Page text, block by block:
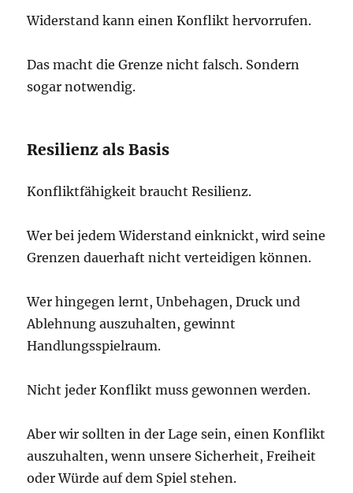
Widerstand kann einen Konflikt hervorrufen.
Das macht die Grenze nicht falsch. Sondern
sogar notwendig.
Resilienz als Basis
Konfliktfähigkeit braucht Resilienz.
Wer bei jedem Widerstand einknickt, wird seine
Grenzen dauerhaft nicht verteidigen können.
Wer hingegen lernt, Unbehagen, Druck und
Ablehnung auszuhalten, gewinnt
Handlungsspielraum.
Nicht jeder Konflikt muss gewonnen werden.
Aber wir sollten in der Lage sein, einen Konflikt
auszuhalten, wenn unsere Sicherheit, Freiheit
oder Würde auf dem Spiel stehen.